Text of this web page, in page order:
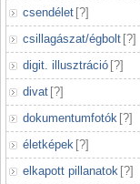
csendélet [?]
csillagászat/égbolt [?]
digit. illusztráció [?]
divat [?]
dokumentumfotók [?]
életképek [?]
elkapott pillanatok [?]